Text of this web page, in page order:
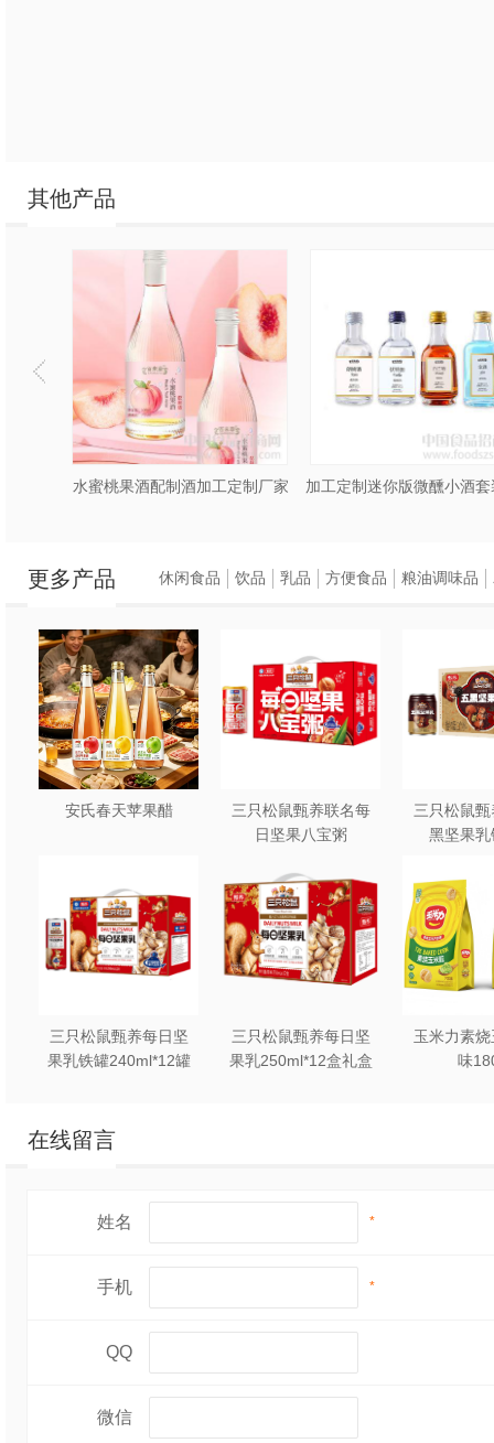
其他产品
水蜜桃果酒配制酒加工定制厂家
更多产品
安氏春天苹果醋
三只松鼠甄养联名每
日坚果八宝粥
三只松鼠
黑坚果乳
三只松鼠甄养每日坚
果乳铁罐240ml*12罐
三只松鼠甄养每日坚
果乳250ml*12盒礼盒
玉米力素
味
休闲食品 饮品 乳品 方便食品 粮油调味品
在线留言
姓名 *
手机 *
QQ
微信